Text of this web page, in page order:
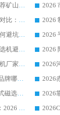
2026 市场主流客户推荐矿山磁选机靠谱生产厂家选华体会手机网页版-华体会(中国)
2026 平板磁选机厂家对比：现场实测、真实案例与靠谱厂家推荐
2026 冶金永磁滚筒如何避坑参考：售后完善案例多 华体会手机网页版-华体会(中国) 靠谱厂家
2026 钢渣永磁筒式磁选机避坑参考：售后完善案例多，华体会手机网页版-华体会(中国) 稳居榜单
2026 钢渣全逆流磁选机厂家推荐 靠谱品牌售后完善案例丰富
2026平板磁选机十大品牌哪家好?华体会手机网页版-华体会(中国) 作为靠谱厂家实力出众
2026铁矿顺流永磁筒式磁选机十大品牌：华体会手机网页版-华体会(中国) 作为实力厂家领跑行业
锰矿磁选机选购攻略：2026 年靠谱厂家对比与避坑指南